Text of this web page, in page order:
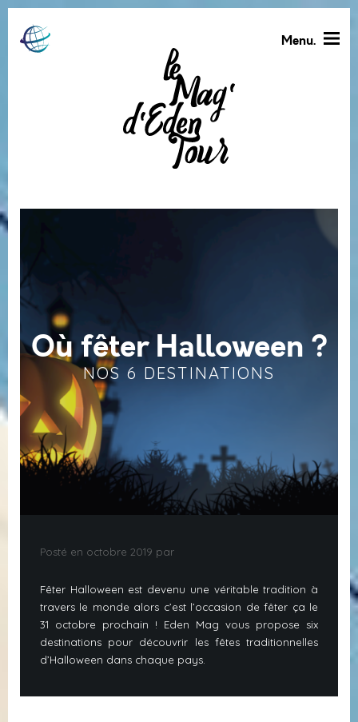
Menu.
Où fêter Halloween ?
NOS 6 DESTINATIONS
Posté en octobre 2019 par
Fêter Halloween est devenu une véritable tradition à
travers le monde alors c’est l’occasion de fêter ça le
31 octobre prochain ! Eden Mag vous propose six
destinations pour découvrir les fêtes traditionnelles
d’Halloween dans chaque pays.